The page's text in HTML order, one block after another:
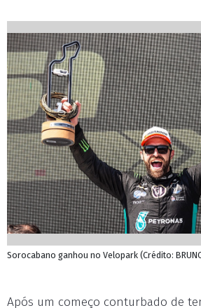
Sorocabano ganhou no Velopark (Crédito: BRUNO
Após um começo conturbado de